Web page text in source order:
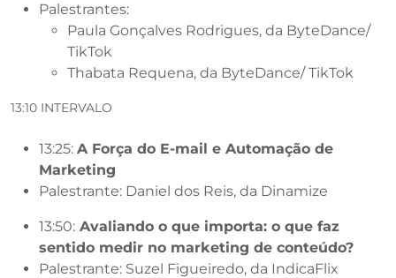
Palestrantes:
Paula Gonçalves Rodrigues, da ByteDance/
TikTok
Thabata Requena, da ByteDance/ TikTok
13:10 INTERVALO
13:25: A Força do E-mail e Automação de
Marketing
Palestrante: Daniel dos Reis, da Dinamize
13:50: Avaliando o que importa: o que faz
sentido medir no marketing de conteúdo?
Palestrante: Suzel Figueiredo, da IndicaFlix